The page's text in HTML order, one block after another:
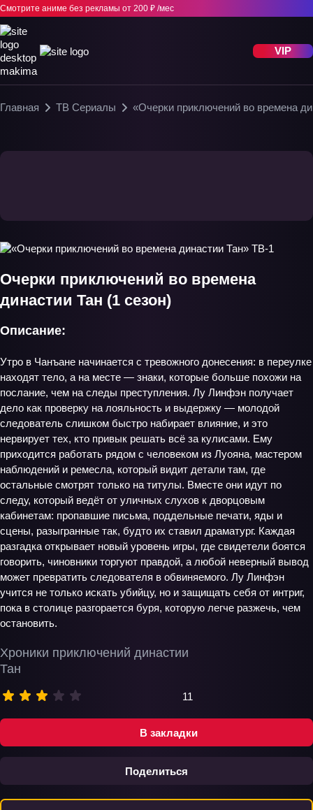
Смотрите аниме без рекламы от 200 ₽ /мес
VIP
Главная ТВ Сериалы «Очерки приключений во времена
В закладки
Поделиться
Очерки приключений во времена
династии Тан (1 сезон)
Хроники приключений династии
Тан
11
Описание:
Утро в Чанъане начинается с тревожного донесения: в переулке
находят тело, а на месте — знаки, которые больше похожи на
послание, чем на следы преступления. Лу Линфэн получает
дело как проверку на лояльность и выдержку — молодой
следователь слишком быстро набирает влияние, и это
нервирует тех, кто привык решать всё за кулисами. Ему
приходится работать рядом с человеком из Луояна, мастером
наблюдений и ремесла, который видит детали там, где
остальные смотрят только на титулы. Вместе они идут по
следу, который ведёт от уличных слухов к дворцовым
кабинетам: пропавшие письма, поддельные печати, яды и
сцены, разыгранные так, будто их ставил драматург. Каждая
разгадка открывает новый уровень игры, где свидетели боятся
говорить, чиновники торгуют правдой, а любой неверный вывод
может превратить следователя в обвиняемого. Лу Линфэн
учится не только искать убийцу, но и защищать себя от интриг,
пока в столице разгорается буря, которую легче разжечь, чем
остановить.